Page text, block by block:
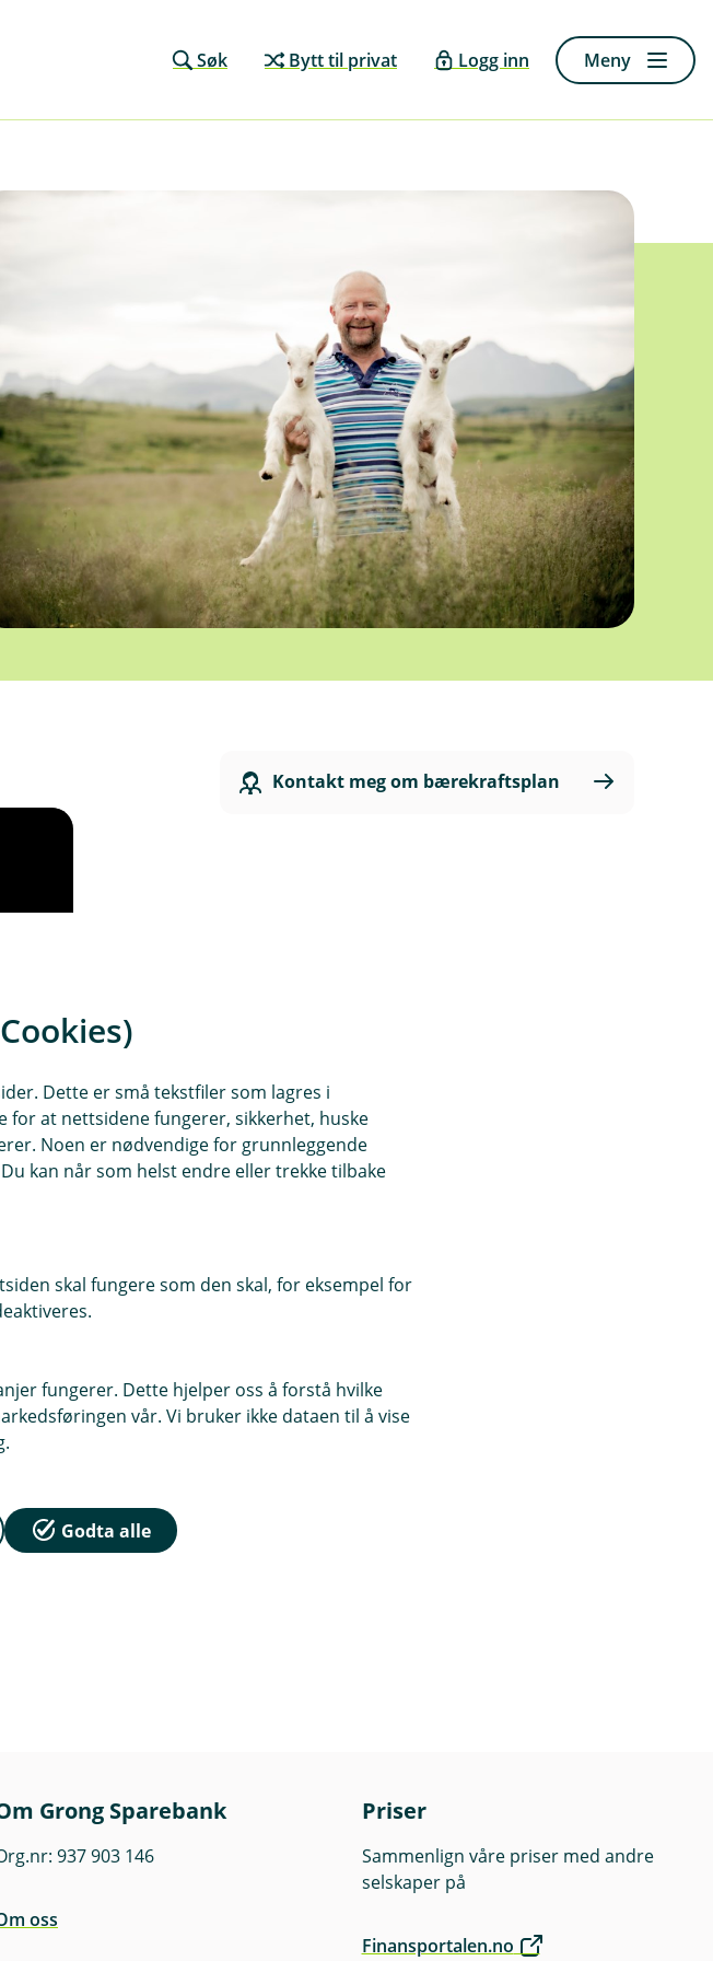
Søk Bytt til privat Logg inn Meny
Kontakt meg om bærekraftsplan
Grong Sparebank
937 903 146
oss
Priser
Sammenlign våre priser med andre
selskaper på
Finansportalen.no
Dette er små tekstfiler som lagres i
for at nettsidene fungerer, sikkerhet, huske
Noen er nødvendige for grunnleggende
kan når som helst endre eller trekke tilbake
skal fungere som den skal, for eksempel for
fungerer. Dette hjelper oss å forstå hvilke
vår. Vi bruker ikke dataen til å vise
Godta alle